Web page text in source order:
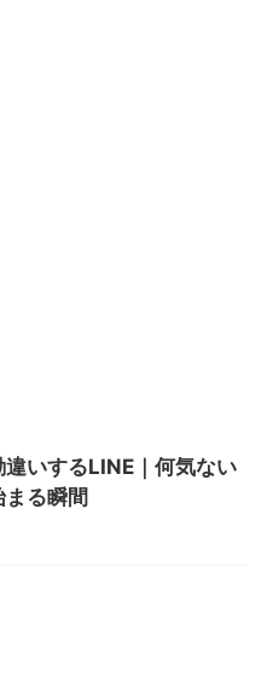
違いするLINE｜何気ない
る瞬間